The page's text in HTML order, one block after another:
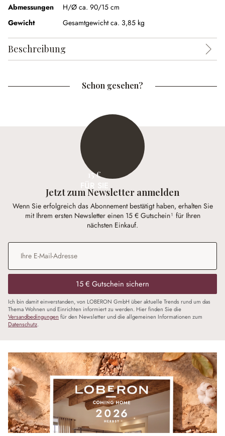
Abmessungen
H/Ø ca. 90/15 cm
Gewicht
Gesamtgewicht ca. 3,85 kg
Beschreibung
Schon gesehen?
15 €
Jetzt zum Newsletter anmelden
Wenn Sie erfolgreich das Abonnement bestätigt haben, erhalten Sie
mit Ihrem ersten Newsletter einen 15 € Gutschein¹ für Ihren
nächsten Einkauf.
E-Mail-Adresse
15 € Gutschein sichern
Ich bin damit einverstanden, von LOBERON GmbH über aktuelle Trends rund um das
Thema Wohnen und Einrichten informiert zu werden. Hier finden Sie die
Versandbedingungen für den Newsletter und die allgemeinen Informationen zum
Datenschutz.